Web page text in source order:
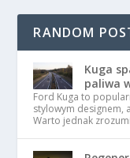
RANDOM
Kuga
paliwa
Ford Kuga to
stylowym designem,
Warto jednak